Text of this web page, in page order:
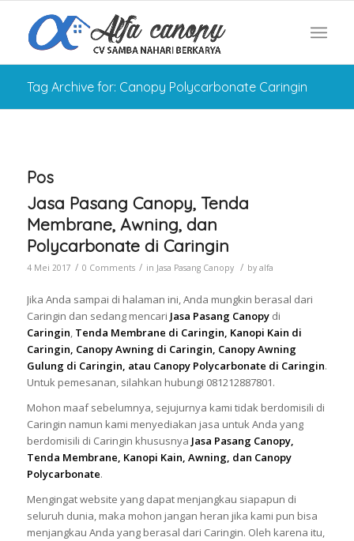
Tag Archive for: Canopy Polycarbonate Caringin
Pos
Jasa Pasang Canopy, Tenda
Membrane, Awning, dan
Polycarbonate di Caringin
4 Mei 2017 / 0 Comments / in Jasa Pasang Canopy / by alfa
Jika Anda sampai di halaman ini, Anda mungkin berasal dari
Caringin dan sedang mencari Jasa Pasang Canopy di
Caringin, Tenda Membrane di Caringin, Kanopi Kain di
Caringin, Canopy Awning di Caringin, Canopy Awning
Gulung di Caringin, atau Canopy Polycarbonate di Caringin.
Untuk pemesanan, silahkan hubungi 081212887801.
Mohon maaf sebelumnya, sejujurnya kami tidak berdomisili di
Caringin namun kami menyediakan jasa untuk Anda yang
berdomisili di Caringin khususnya Jasa Pasang Canopy,
Tenda Membrane, Kanopi Kain, Awning, dan Canopy
Polycarbonate.
Mengingat website yang dapat menjangkau siapapun di
seluruh dunia, maka mohon jangan heran jika kami pun bisa
menjangkau Anda yang berasal dari Caringin. Oleh karena itu,